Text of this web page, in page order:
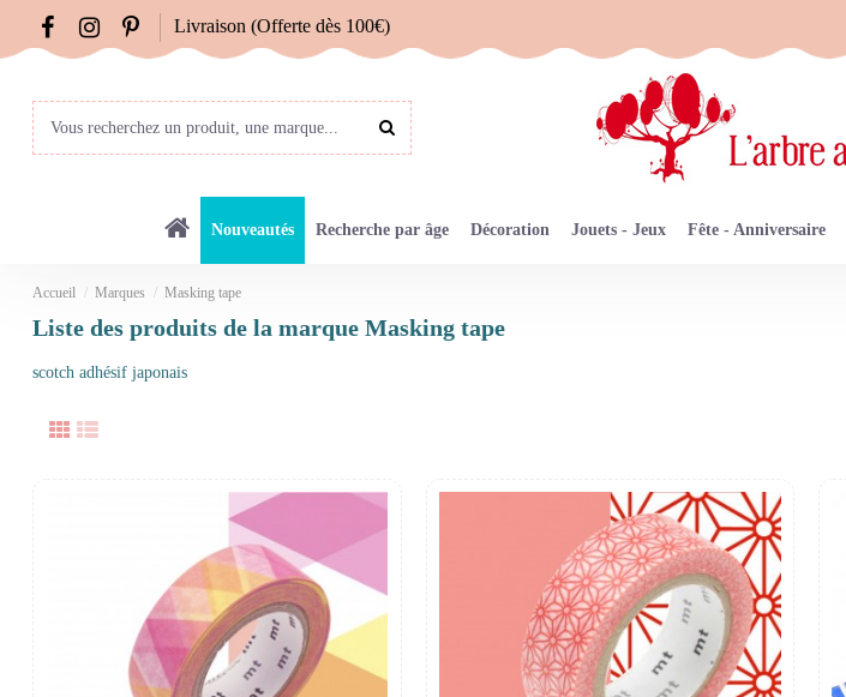
Livraison (Offerte dès 100€)
Nouveautés Recherche par âge Décoration Jouets - Jeux Fête - Anniversaire
Accueil Marques Masking tape
Liste des produits de la marque Masking tape
scotch adhésif japonais